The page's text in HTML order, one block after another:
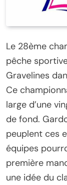
Le 28ème
pêche
Gravelines
Ce
large d’une
de fond.
peuplent ces
équipes
première
une idée du